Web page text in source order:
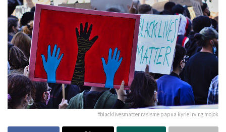
#blacklivesmatter rasisme papua kyrie irving mojok